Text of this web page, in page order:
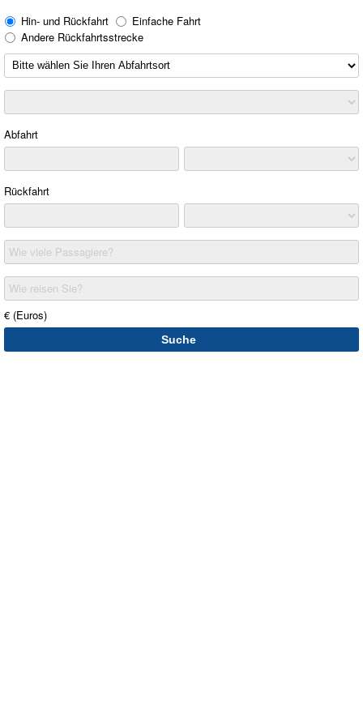
Hin- und Rückfahrt
Einfache Fahrt
Andere Rückfahrtsstrecke
Abfahrt
Rückfahrt
Wie viele Passagiere?
Wie reisen Sie?
€ (Euros)
Suche